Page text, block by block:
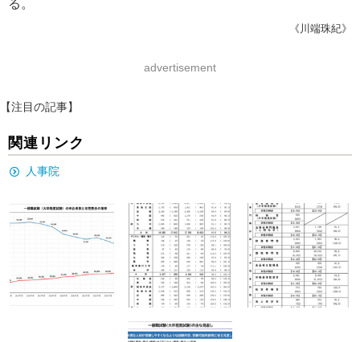
る。
《川端珠紀》
advertisement
【注目の記事】
関連リンク
人事院